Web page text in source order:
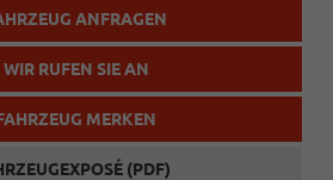
ANFRAGEN
WIR RUFEN SIE AN
MERKEN
(PDF)